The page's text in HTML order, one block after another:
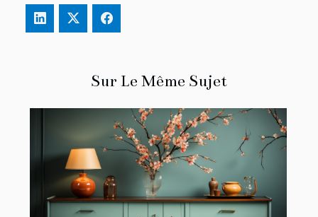
Sur Le Même Sujet